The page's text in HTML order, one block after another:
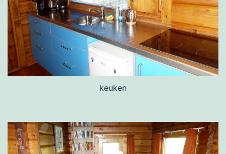
keuken